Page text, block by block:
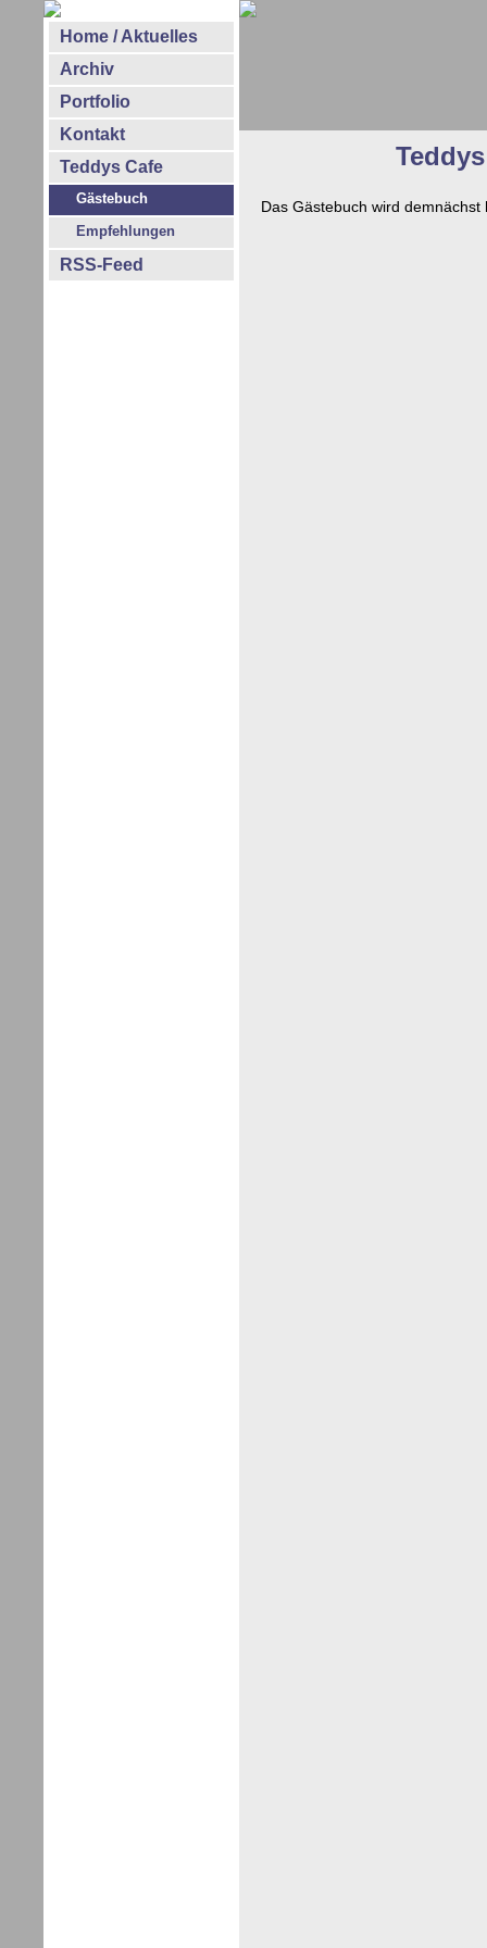
Home / Aktuelles
Archiv
Portfolio
Kontakt
Teddys Cafe
Gästebuch
Empfehlungen
RSS-Feed
Das Gästebuch wird demnächst